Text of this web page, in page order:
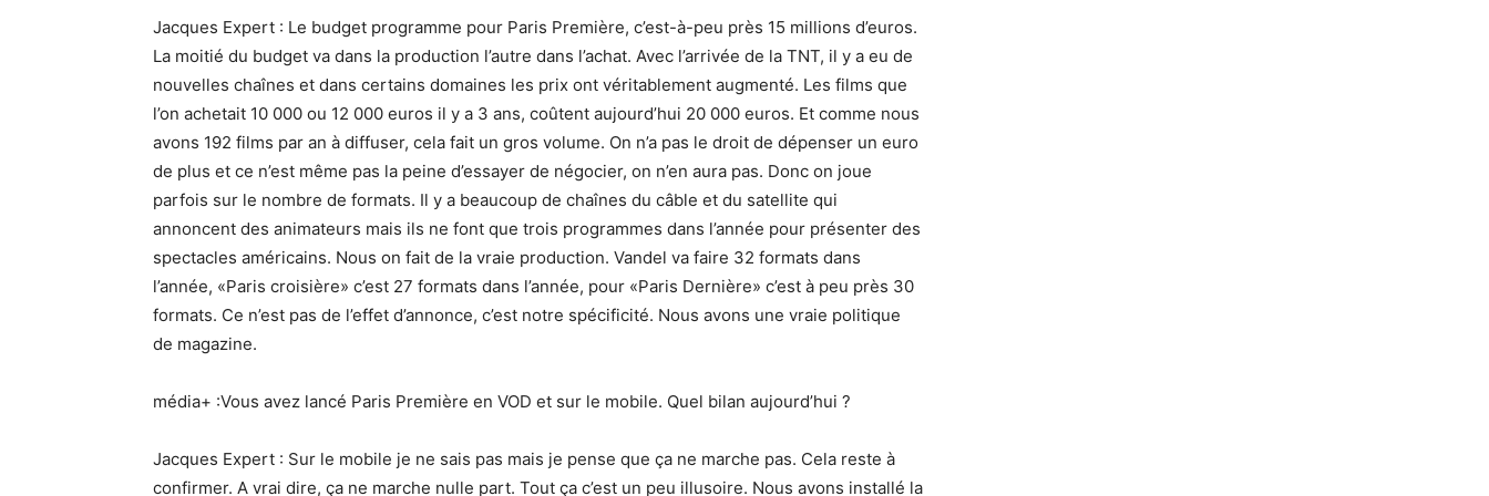
Jacques Expert : Le budget programme pour Paris Première, c’est-à-peu près 15 millions d’euros.
La moitié du budget va dans la production l’autre dans l’achat. Avec l’arrivée de la TNT, il y a eu de
nouvelles chaînes et dans certains domaines les prix ont véritablement augmenté. Les films que
l’on achetait 10 000 ou 12 000 euros il y a 3 ans, coûtent aujourd’hui 20 000 euros. Et comme nous
avons 192 films par an à diffuser, cela fait un gros volume. On n’a pas le droit de dépenser un euro
de plus et ce n’est même pas la peine d’essayer de négocier, on n’en aura pas. Donc on joue
parfois sur le nombre de formats. Il y a beaucoup de chaînes du câble et du satellite qui
annoncent des animateurs mais ils ne font que trois programmes dans l’année pour présenter des
spectacles américains. Nous on fait de la vraie production. Vandel va faire 32 formats dans
l’année, «Paris croisière» c’est 27 formats dans l’année, pour «Paris Dernière» c’est à peu près 30
formats. Ce n’est pas de l’effet d’annonce, c’est notre spécificité. Nous avons une vraie politique
de magazine.
média+ :Vous avez lancé Paris Première en VOD et sur le mobile. Quel bilan aujourd’hui ?
Jacques Expert : Sur le mobile je ne sais pas mais je pense que ça ne marche pas. Cela reste à
confirmer. A vrai dire, ça ne marche nulle part. Tout ça c’est un peu illusoire. Nous avons installé la